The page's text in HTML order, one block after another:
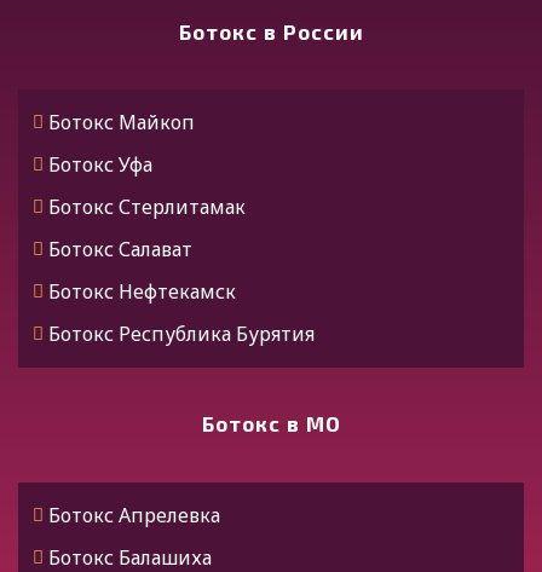
Ботокс в России
Ботокс Майкоп
Ботокс Уфа
Ботокс Стерлитамак
Ботокс Салават
Ботокс Нефтекамск
Ботокс Республика Бурятия
Ботокс Улан-Удэ
Ботокс Дагестан
Ботокс Махачкала
Ботокс в МО
Ботокс Апрелевка
Ботокс Балашиха